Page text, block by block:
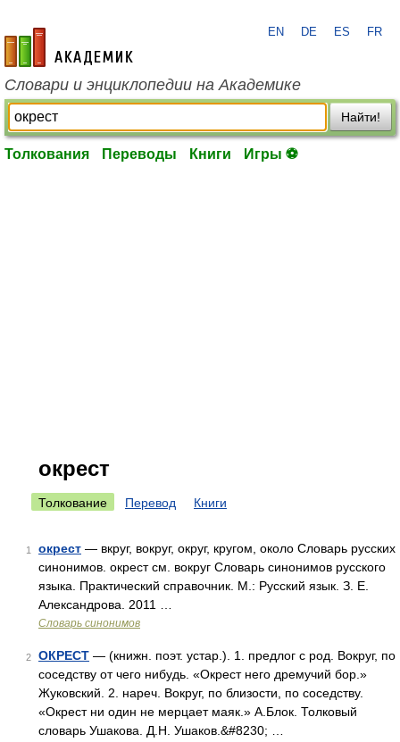
academic.ru
EN DE ES FR
Словари и энциклопедии на Академике
Найти!
Толкования Переводы Книги Игры ⚽
окрест
Толкование Перевод Книги
1 окрест — вкруг, вокруг, округ, кругом, около Словарь русских
синонимов. окрест см. вокруг Словарь синонимов русского
языка. Практический справочник. М.: Русский язык. З. Е.
Александрова. 2011 …
Словарь синонимов
2 ОКРЕСТ — (книжн. поэт. устар.). 1. предлог с род. Вокруг, по
соседству от чего нибудь. «Окрест него дремучий бор.»
Жуковский. 2. нареч. Вокруг, по близости, по соседству.
«Окрест ни один не мерцает маяк.» А.Блок. Толковый
словарь Ушакова. Д.Н. Ушаков.&#8230; …